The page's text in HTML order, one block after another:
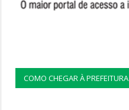
COMO CHEGAR À PREFEITURA